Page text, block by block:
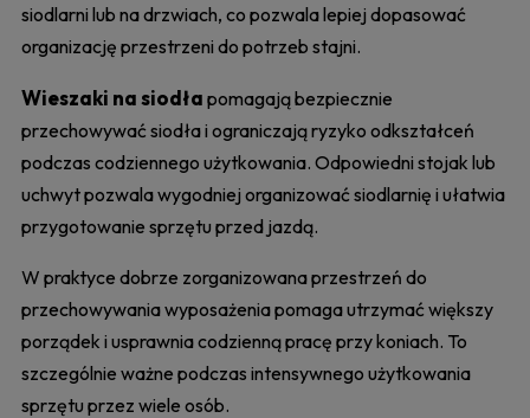
siodlarni lub na drzwiach, co pozwala lepiej dopasować
organizację przestrzeni do potrzeb stajni.
Wieszaki na siodła pomagają bezpiecznie
przechowywać siodła i ograniczają ryzyko odkształceń
podczas codziennego użytkowania. Odpowiedni stojak lub
uchwyt pozwala wygodniej organizować siodlarnię i ułatwia
przygotowanie sprzętu przed jazdą.
W praktyce dobrze zorganizowana przestrzeń do
przechowywania wyposażenia pomaga utrzymać większy
porządek i usprawnia codzienną pracę przy koniach. To
szczególnie ważne podczas intensywnego użytkowania
sprzętu przez wiele osób.